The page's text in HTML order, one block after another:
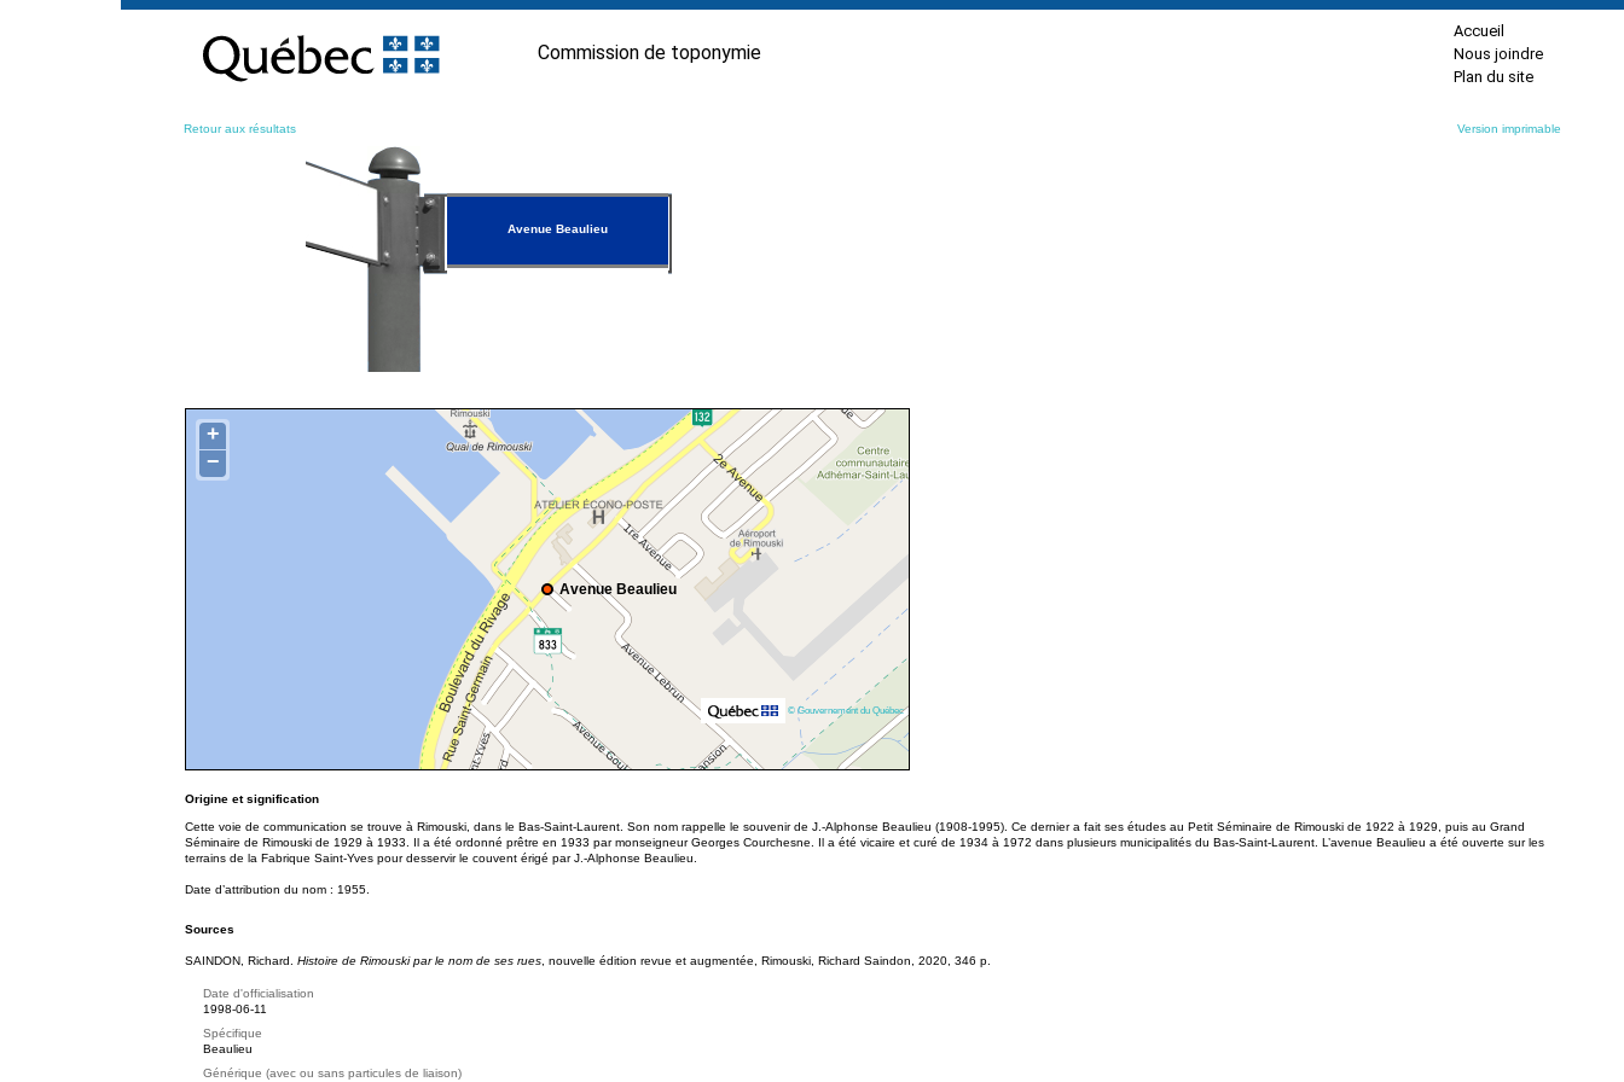
contenu
Commission de toponymie
Accueil
Nous joindre
Plan du site
Retour aux résultats Version imprimable
Avenue Beaulieu
Avenue Beaulieu
+
−
© Gouvernement du Québec
Origine et signification
Cette voie de communication se trouve à Rimouski, dans le Bas-Saint-Laurent. Son nom rappelle le souvenir de J.-Alphonse Beaulieu (1908-1995). Ce dernier a fait ses études au Petit Séminaire de Rimouski de 1922 à 1929, puis au Grand
Séminaire de Rimouski de 1929 à 1933. Il a été ordonné prêtre en 1933 par monseigneur Georges Courchesne. Il a été vicaire et curé de 1934 à 1972 dans plusieurs municipalités du Bas-Saint-Laurent. L’avenue Beaulieu a été ouverte sur les
terrains de la Fabrique Saint-Yves pour desservir le couvent érigé par J.-Alphonse Beaulieu.
Date d’attribution du nom : 1955.
Sources
SAINDON, Richard. Histoire de Rimouski par le nom de ses rues , nouvelle édition revue et augmentée, Rimouski, Richard Saindon, 2020, 346 p.
Date d'officialisation
1998-06-11
Spécifique
Beaulieu
Générique (avec ou sans particules de liaison)